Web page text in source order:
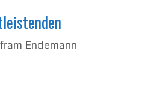
in
Kolumbien
Endemann